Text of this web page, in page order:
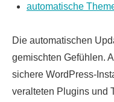
automatische
Die automatischen
gemischten Gefühlen.
sichere WordPress-
veralteten Plugins und